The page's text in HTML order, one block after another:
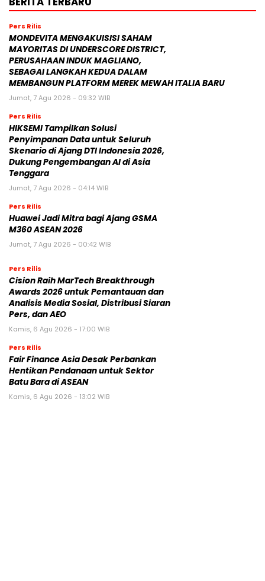
Pers Rilis
MONDEVITA MENGAKUISISI SAHAM
MAYORITAS DI UNDERSCORE DISTRICT,
PERUSAHAAN INDUK MAGLIANO,
SEBAGAI LANGKAH KEDUA DALAM
MEMBANGUN PLATFORM MEREK MEWAH ITALIA BARU
Jumat, 7 Agu 2026 - 09:32 WIB
Pers Rilis
HIKSEMI Tampilkan Solusi
Penyimpanan Data untuk Seluruh
Skenario di Ajang DTI Indonesia 2026,
Dukung Pengembangan AI di Asia
Tenggara
Jumat, 7 Agu 2026 - 04:14 WIB
Pers Rilis
Huawei Jadi Mitra bagi Ajang GSMA
M360 ASEAN 2026
Jumat, 7 Agu 2026 - 00:42 WIB
Pers Rilis
Cision Raih MarTech Breakthrough
Awards 2026 untuk Pemantauan dan
Analisis Media Sosial, Distribusi Siaran
Pers, dan AEO
Kamis, 6 Agu 2026 - 17:00 WIB
Pers Rilis
Fair Finance Asia Desak Perbankan
Hentikan Pendanaan untuk Sektor
Batu Bara di ASEAN
Kamis, 6 Agu 2026 - 13:02 WIB